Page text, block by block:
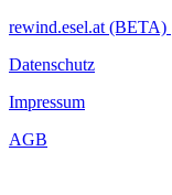
rewind.esel.at (BETA)
Datenschutz
Impressum
AGB